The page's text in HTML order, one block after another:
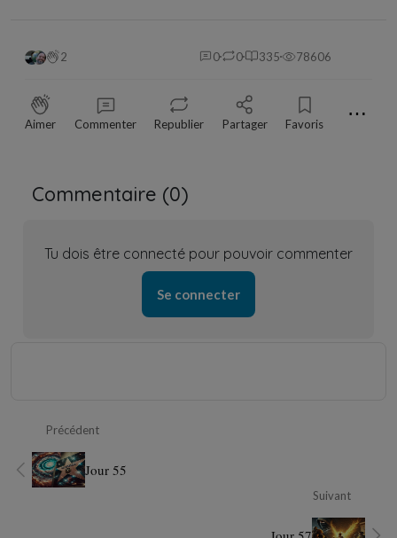
2 0 0 335 78606
Aimer Commenter Republier Partager Favoris ⋯
Commentaire (0)
Tu dois être connecté pour pouvoir commenter
Se connecter
Précédent
Jour 55
Suivant